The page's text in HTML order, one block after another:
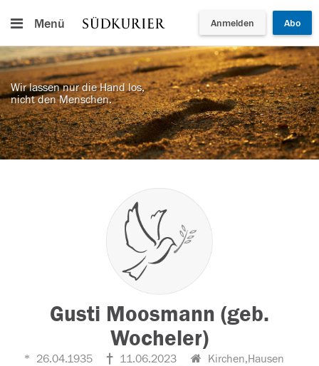
Menü Anmelden Abo
Wir lassen nur die Hand los,
nicht den Menschen.
Gusti Moosmann (geb.
Wocheler)
26.04.1935 11.06.2023 Kirchen,Hausen